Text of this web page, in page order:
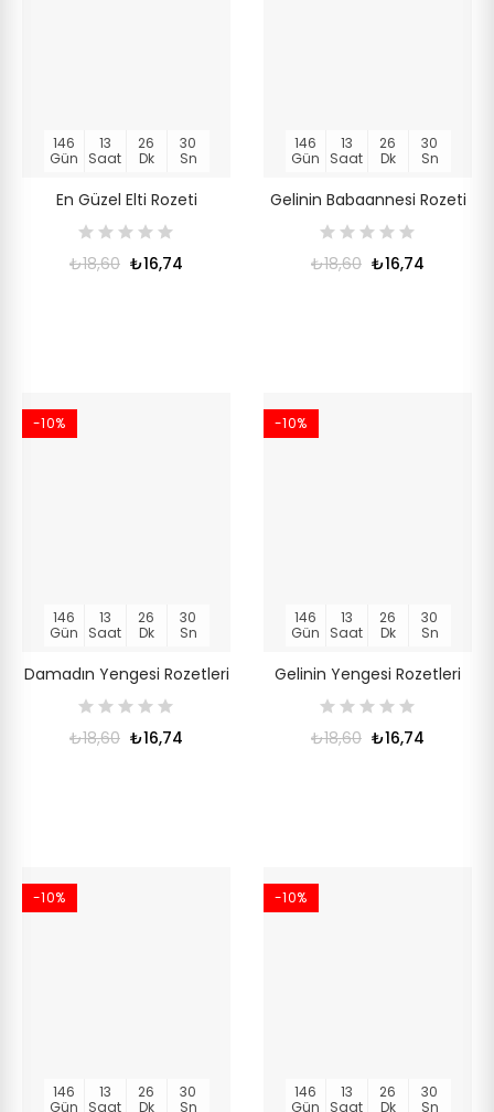
146
Gün
13
Saat
26
Dk
30
Sn
En Güzel Elti Rozeti
₺18,60 ₺16,74
146
Gün
13
Saat
26
Dk
30
Sn
Gelinin Babaannesi Rozeti
₺18,60 ₺16,74
-10%
146
Gün
13
Saat
26
Dk
30
Sn
Damadın Yengesi Rozetleri
₺18,60 ₺16,74
-10%
146
Gün
13
Saat
26
Dk
30
Sn
Gelinin Yengesi Rozetleri
₺18,60 ₺16,74
-10%
146
Gün
13
Saat
26
Dk
30
Sn
-10%
146
Gün
13
Saat
26
Dk
30
Sn